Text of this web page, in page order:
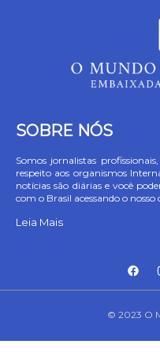
SOBRE NÓS
Somos jornalistas
respeito aos organismos
notícias são diárias e você
com o Brasil acessando o nosso
Leia Mais
© 2023 O